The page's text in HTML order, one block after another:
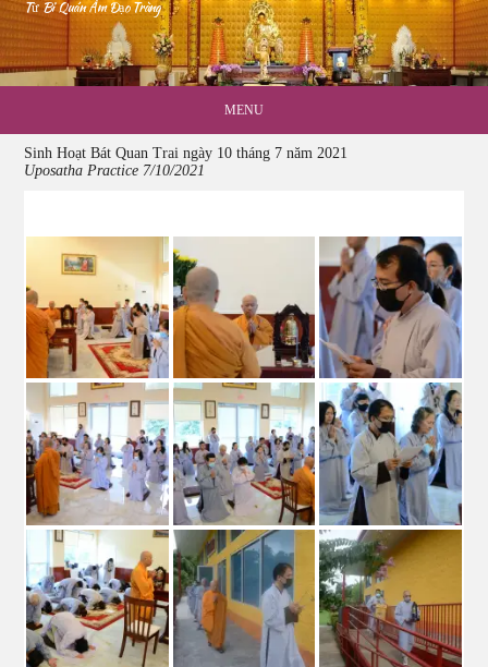
Từ Bi Quán Âm Đạo Tràng
MENU
Sinh Hoạt Bát Quan Trai ngày 10 tháng 7 năm 2021
Uposatha Practice 7/10/2021